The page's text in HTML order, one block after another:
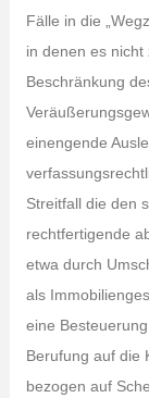
Fälle in die
in denen es
Beschränkung
einengende
Streitfall die den
rechtfertigende
etwa durch
als
eine
Berufung auf die
bezogen auf